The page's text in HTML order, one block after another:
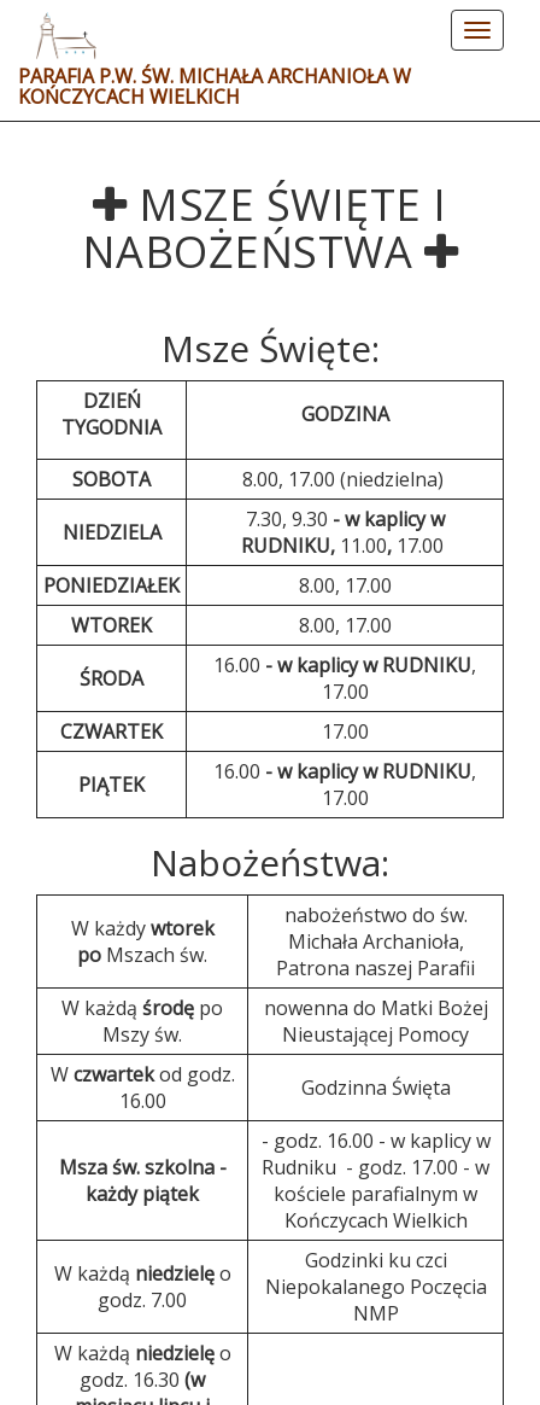
Toggle
PARAFIA P.W. ŚW. MICHAŁA ARCHANIOŁA W
KOŃCZYCACH WIELKICH
MSZE ŚWIĘTE I
NABOŻEŃSTWA
Msze Święte:
DZIEŃ
TYGODNIA
GODZINA
SOBOTA
8.00, 17.00 (niedzielna)
NIEDZIELA
7.30, 9.30 - w kaplicy w
RUDNIKU, 11.00, 17.00
PONIEDZIAŁEK
8.00, 17.00
WTOREK
8.00, 17.00
ŚRODA
16.00 - w kaplicy w RUDNIKU,
17.00
CZWARTEK
17.00
PIĄTEK
16.00 - w kaplicy w RUDNIKU,
17.00
Nabożeństwa:
W każdywtorek
po Mszach św.
nabożeństwo do św.
Michała Archanioła,
Patrona naszej Parafii
W każdą środę po
Mszy św.
nowenna do Matki Bożej
Nieustającej Pomocy
Wczwartekod godz.
16.00
Godzinna Święta
Msza św. szkolna -
każdy piątek
- godz. 16.00 - w kaplicy w
Rudniku - godz. 17.00 - w
kościele parafialnym w
Kończycach Wielkich
W każdą niedzielęo
godz. 7.00
Godzinki ku czci
Niepokalanego Poczęcia
NMP
W każdą niedzielęo
godz. 16.30 (w